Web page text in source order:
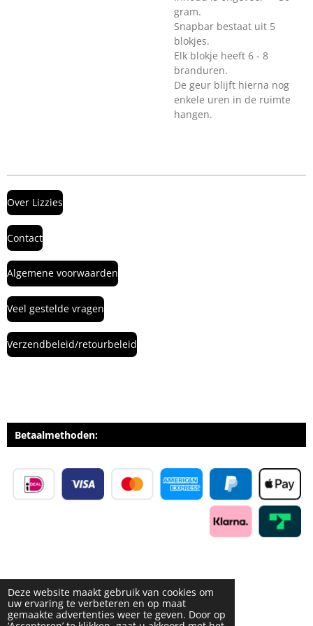
Deze website maakt gebruik van cookies om
uw ervaring te verbeteren en op maat
gemaakte advertenties weer te geven. Door op
gram.
Snapbar bestaat uit 5
blokjes.
Elk blokje heeft 6 - 8
branduren.
De geur blijft hierna nog
enkele uren in de ruimte
hangen.
Over Lizzies
Contact
Algemene voorwaarden
Veel gestelde vragen
Verzendbeleid/retourbeleid
Betaalmethoden: